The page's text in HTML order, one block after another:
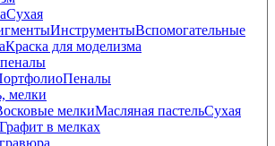
Сухая
ИнструментыВспомогательные
Краска для моделизма
Пеналы
мелки
мелкиМасляная пастельСухая
Графит в мелках